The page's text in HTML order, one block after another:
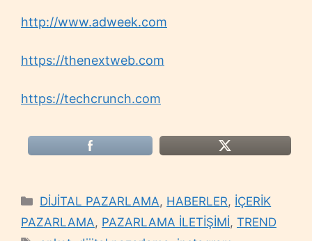
http://www.adweek.com
https://thenextweb.com
https://techcrunch.com
Categories
DİJİTAL PAZARLAMA, HABERLER, İÇERİK
PAZARLAMA, PAZARLAMA İLETİŞİMİ, TREND